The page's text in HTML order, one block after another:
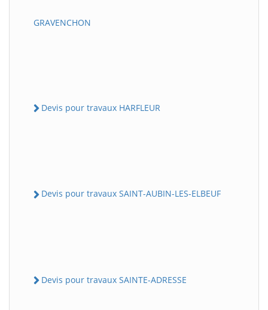
GRAVENCHON
Devis pour travaux HARFLEUR
Devis pour travaux SAINT-AUBIN-LES-ELBEUF
Devis pour travaux SAINTE-ADRESSE